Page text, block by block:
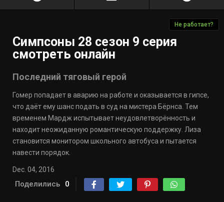
Не работает?
Симпсоны 28 сезон 9 серия
смотреть онлайн
Последний тяговый герой
Гомер попадает в аварию на работе и оказывается в гипсе,
что даёт ему шанс подать в суд на мистера Бёрнса. Тем
временем Мардж испытывает неудовлетворённость и
находит неожиданную романтическую поддержку. Лиза
становится монитором школьного автобуса и пытается
навести порядок.
Dec. 04, 2016
Поделились 0